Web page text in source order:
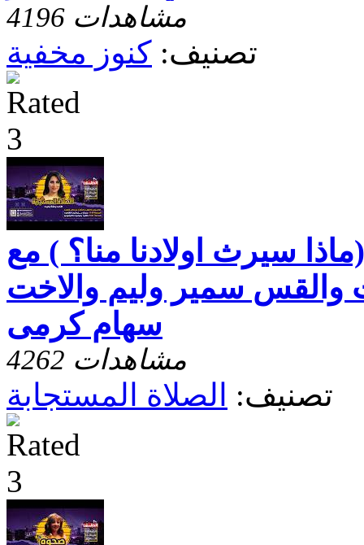
4196 مشاهدات
تصنيف: كنوز مخفية
سيرث اولادنا منا؟ ) مع
والقس سمير وليم والاخت
سهام كرمى
4262 مشاهدات
تصنيف: الصلاة المستجابة